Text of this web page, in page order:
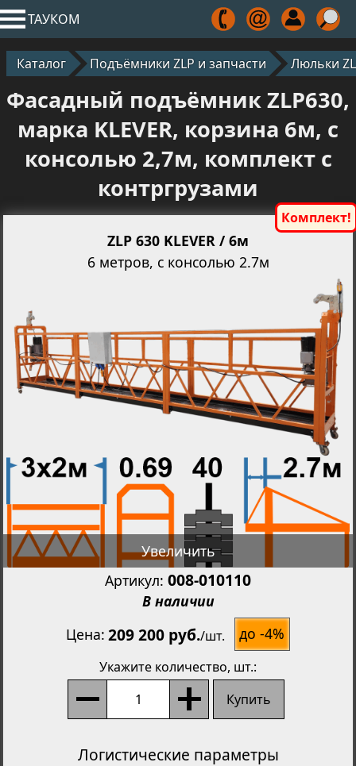
ТАУКОМ
Каталог Подъёмники ZLP и запчасти Люльки
Фасадный подъёмник ZLP630,
марка KLEVER, корзина 6м, с
консолью 2,7м, комплект с
контргрузами
ZLP 630 KLEVER / 6м
6 метров, с консолью 2.7м
Увеличить
Артикул: 008-010110
В наличии
Цена 209 200 руб./шт. до -4%
Укажите количество, шт.:
Купить
Логистические параметры